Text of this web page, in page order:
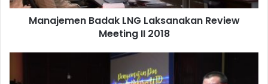
anak serta pakaian layak pakai.
Manajemen Badak LNG Laksanakan Review
Meeting II 2018